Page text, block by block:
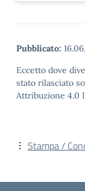
Pubblicato:
Eccetto dove
stato rilasciato
Attribuzione 4.0
Stampa /